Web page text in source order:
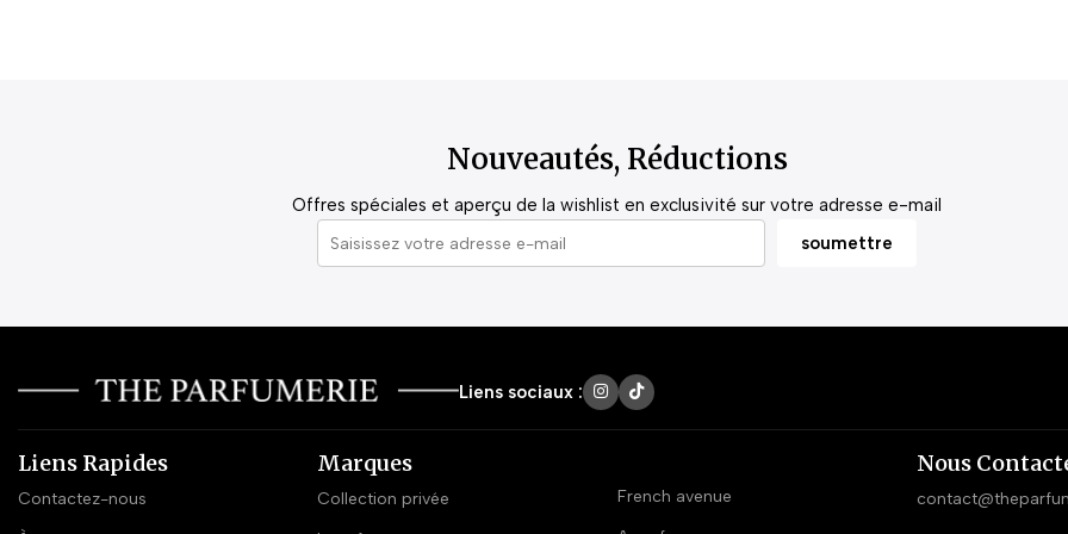
Nouveautés, Réductions
Offres spéciales et aperçu de la wishlist en exclusivité sur votre adresse e-mail
Liens sociaux :
Liens Rapides
Contactez-nous
Marques
Collection privée
French avenue
Nous